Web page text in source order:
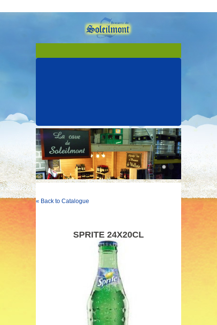
« Back to Catalogue
SPRITE 24X20CL